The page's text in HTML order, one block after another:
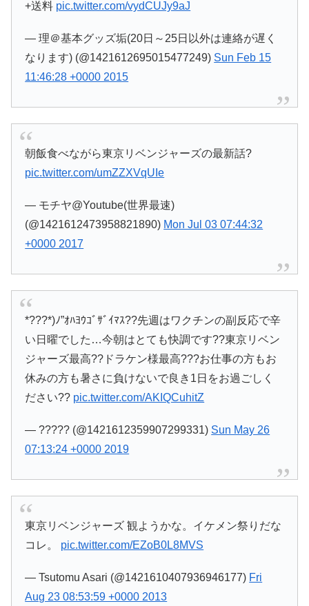
+送料 pic.twitter.com/vydCUJy9aJ
— 理＠基本グッズ垢(20日～25日以外は連絡が遅く
なります) (@1421612695015477249) Sun Feb 15
11:46:28 +0000 2015
朝飯食べながら東京リベンジャーズの最新話?
pic.twitter.com/umZZXVqUIe
— モチヤ@Youtube(世界最速)
(@1421612473958821890) Mon Jul 03 07:44:32
+0000 2017
*???*)ﾉ”ｵﾊﾖｳｺﾞｻﾞｲﾏｽ??先週はワクチンの副反応で辛
い日曜でした…今朝はとても快調です??東京リベン
ジャーズ最高??ドラケン様最高???お仕事の方もお
休みの方も暑さに負けないで良き1日をお過ごしく
ださい?? pic.twitter.com/AKIQCuhitZ
— ????? (@1421612359907299331) Sun May 26
07:13:24 +0000 2019
東京リベンジャーズ 観ようかな。イケメン祭りだな
コレ。 pic.twitter.com/EZoB0L8MVS
— Tsutomu Asari (@1421610407936946177) Fri
Aug 23 08:53:59 +0000 2013